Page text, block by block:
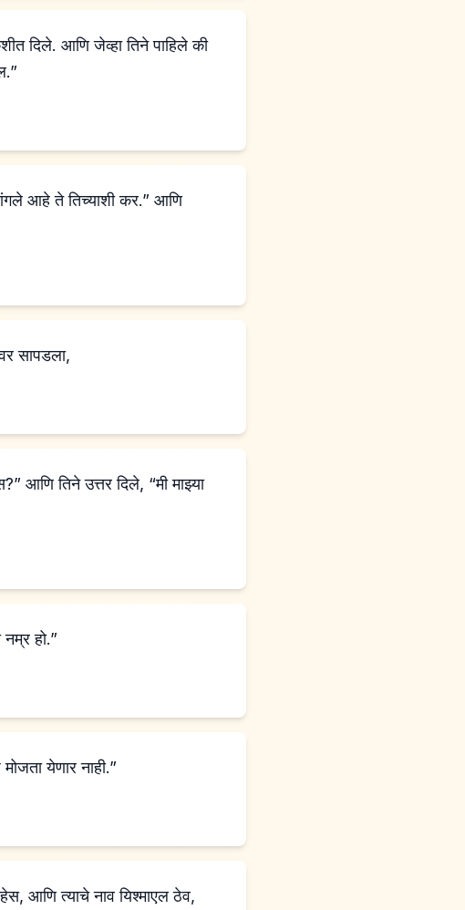
दिले. आणि जेव्हा तिने पाहिले की
करील.”
आहे ते तिच्याशी कर.” आणि
सापडला,
आणि तिने उत्तर दिले, “मी माझ्या
नम्र हो.”
मोजता येणार नाही.”